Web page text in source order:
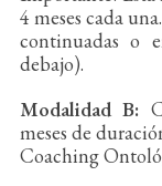
4 meses cada
continuadas o
debajo).
Modalidad B:
meses de
Coaching